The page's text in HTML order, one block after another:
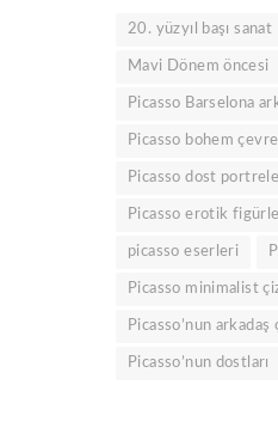
20. yüzyıl başı sanat
Mavi Dönem öncesi
Picasso Barselona
Picasso bohem
Picasso dost
Picasso erotik
picasso eserleri
Picasso minimalist
Picasso’nun arkadaş
Picasso’nun dostları